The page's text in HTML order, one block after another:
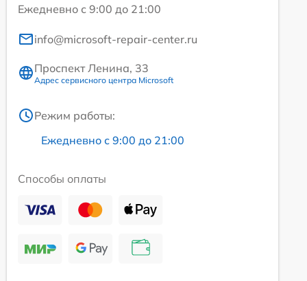
Ежедневно с 9:00 до 21:00
info@microsoft-repair-center.ru
Проспект Ленина, 33
Адрес сервисного центра Microsoft
Режим работы:
Ежедневно с 9:00 до 21:00
Способы оплаты